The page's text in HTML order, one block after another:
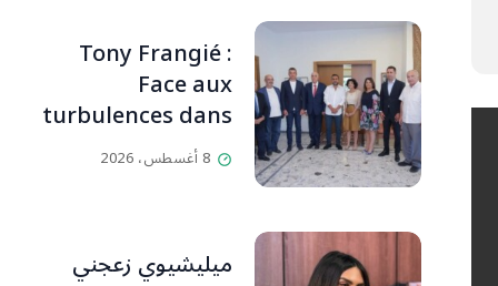
بالحياة، ويجمع الأهل
والمحبين. وحاول الغدر
والشرّ إقفاله لكنه لم
يستطع لأنه بيت
Tony Frangié :
Face aux
turbulences dans
la région, l’unité
des Libanais est
HADDAD
8 أغسطس، 2026
ميليشيوي زعجني